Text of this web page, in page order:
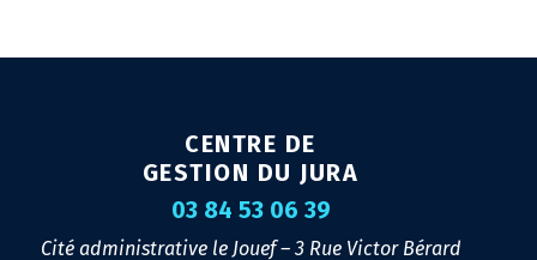
CONTACT
CENTRE DE
GESTION DU JURA
03 84 53 06 39
Cité administrative le Jouef – 3 Rue Victor Bérard